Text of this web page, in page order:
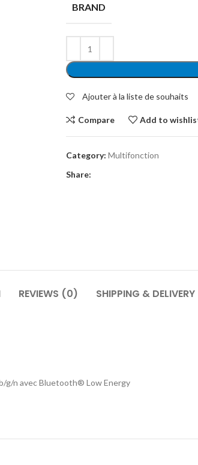
BRAND
Ajouter à la liste de souhaits
Compare Add to
Category: Multifonction
Share:
REVIEWS (0) SHIPPING & DELIVERY
g/n avec Bluetooth® Low Energy